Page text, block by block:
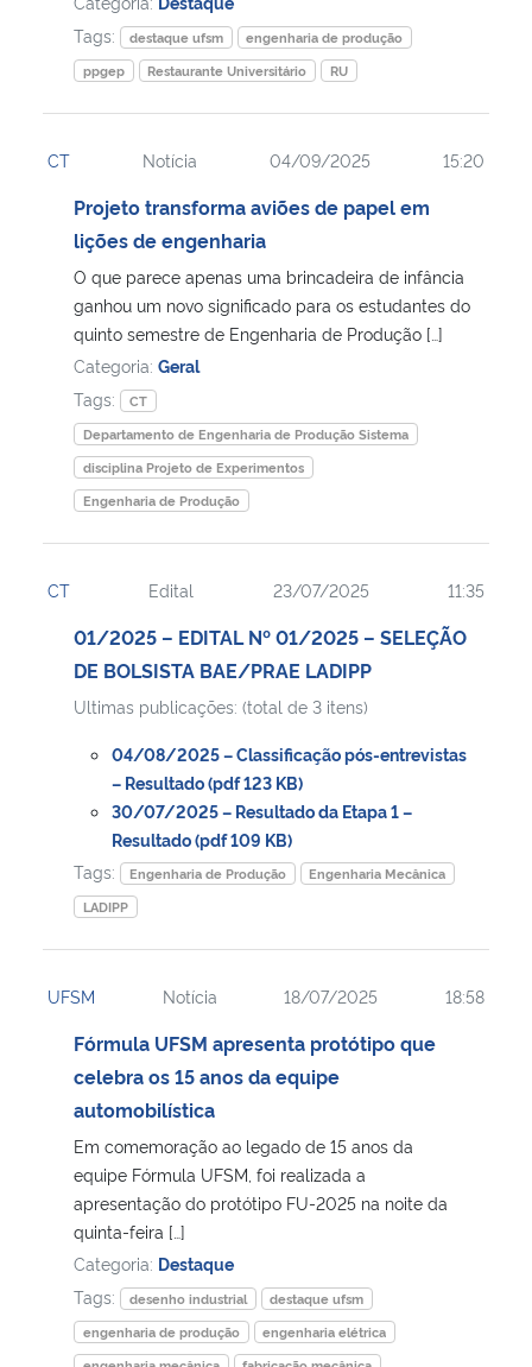
Tags:
destaque ufsm
engenharia de produção
ppgep
Restaurante Universitário RU
CT Notícia 04/09/2025 15:20
Projeto transforma aviões de papel em
lições de engenharia
O que parece apenas uma brincadeira de infância
ganhou um novo significado para os estudantes do
quinto semestre de Engenharia de Produção […]
Categoria: Geral
Tags:
CT
Departamento de Engenharia de Produção Sistema
disciplina Projeto de Experimentos
Engenharia de Produção
CT Edital 23/07/2025 11:35
01/2025 – EDITAL Nº 01/2025 – SELEÇÃO
DE BOLSISTA BAE/PRAE LADIPP
Ultimas publicações: (total de 3 itens)
04/08/2025 – Classificação pós-entrevistas
– Resultado (pdf 123 KB)
30/07/2025 – Resultado da Etapa 1 –
Resultado (pdf 109 KB)
Tags:
Engenharia de Produção
Engenharia Mecânica
LADIPP
UFSM Notícia 18/07/2025 18:58
Fórmula UFSM apresenta protótipo que
celebra os 15 anos da equipe
automobilística
Em comemoração ao legado de 15 anos da
equipe Fórmula UFSM, foi realizada a
apresentação do protótipo FU-2025 na noite da
quinta-feira […]
Categoria: Destaque
Tags:
desenho industrial
destaque ufsm
engenharia de produção
engenharia elétrica